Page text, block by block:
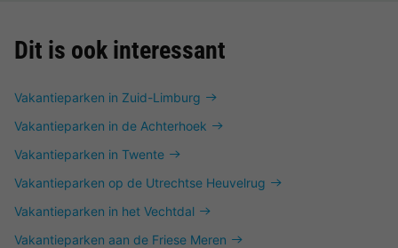
Dit is ook interessant
Vakantieparken in Zuid-Limburg
Vakantieparken in de Achterhoek
Vakantieparken in Twente
Vakantieparken op de Utrechtse Heuvelrug
Vakantieparken in het Vechtdal
Vakantieparken aan de Friese Meren